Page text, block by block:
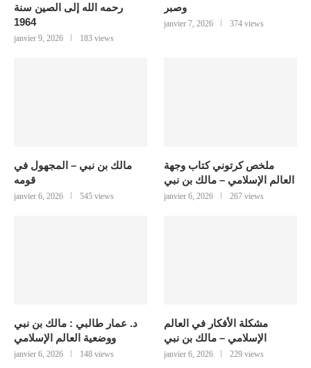
رحمه الله إلى الصين سنة
1964
janvier 9, 2026 183 views
وصبر
janvier 7, 2026 374 views
مالك بن نبي – المجهول في
قومه
janvier 6, 2026 545 views
ملخص كرتوني كتاب وجهة
العالم الإسلامي – مالك بن نبي
janvier 6, 2026 267 views
د. عمار طالبي : مالك بن نبي
ووضعية العالم الإسلامي
janvier 6, 2026 148 views
مشكلة الأفكار في العالم
الإسلامي – مالك بن نبي
janvier 6, 2026 229 views